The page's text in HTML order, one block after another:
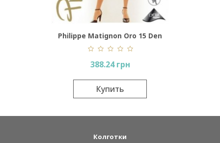
Philippe Matignon Oro 15 Den
388.24 грн
Купить
Колготки